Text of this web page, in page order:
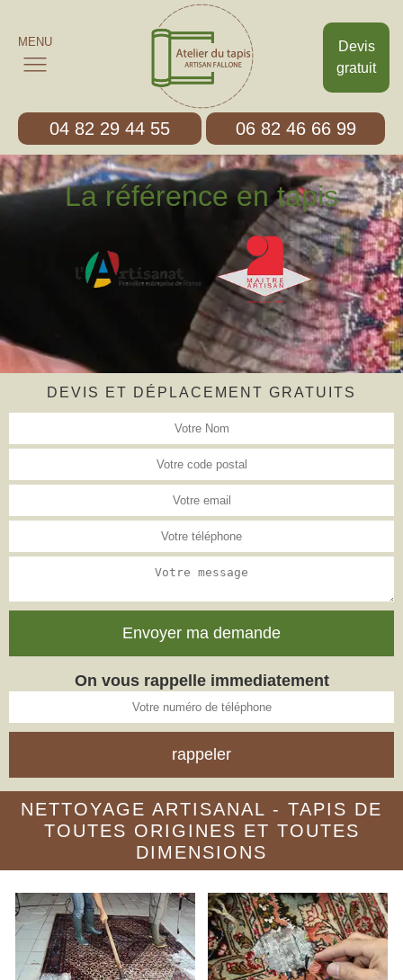
Devis
gratuit
MENU
04 82 29 44 55 06 82 46 66 99
La référence en tapis
DEVIS ET DÉPLACEMENT GRATUITS
On vous rappelle immediatement
NETTOYAGE ARTISANAL - TAPIS DE
TOUTES ORIGINES ET TOUTES
DIMENSIONS